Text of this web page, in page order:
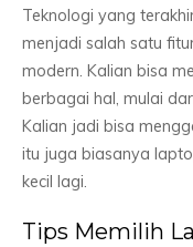
Teknologi yang
menjadi salah satu
modern. Kalian bisa
berbagai hal, mulai
Kalian jadi bisa
itu juga biasanya
kecil lagi.
Tips Memilih